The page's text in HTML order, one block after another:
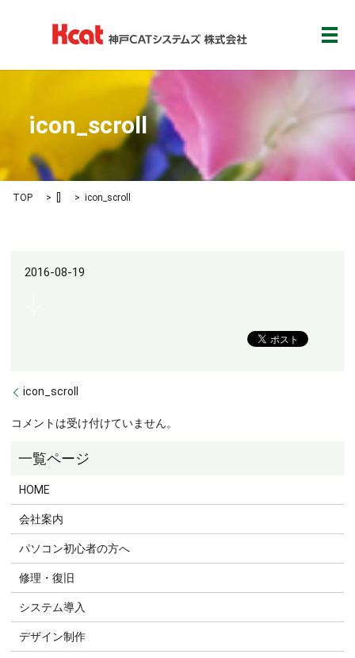
メ
icon_scroll
TOP icon_scroll
2016-08-19
icon_scroll
コメントは受け付けていません。
HOME
会社案内
パソコン初心者の方へ
修理・復旧
システム導入
デザイン制作